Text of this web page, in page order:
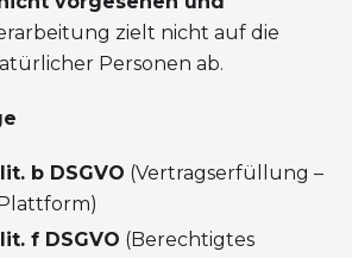
zielt nicht auf die
Personen ab.
b DSGVO (Vertragserfüllung –
f DSGVO (Berechtigtes